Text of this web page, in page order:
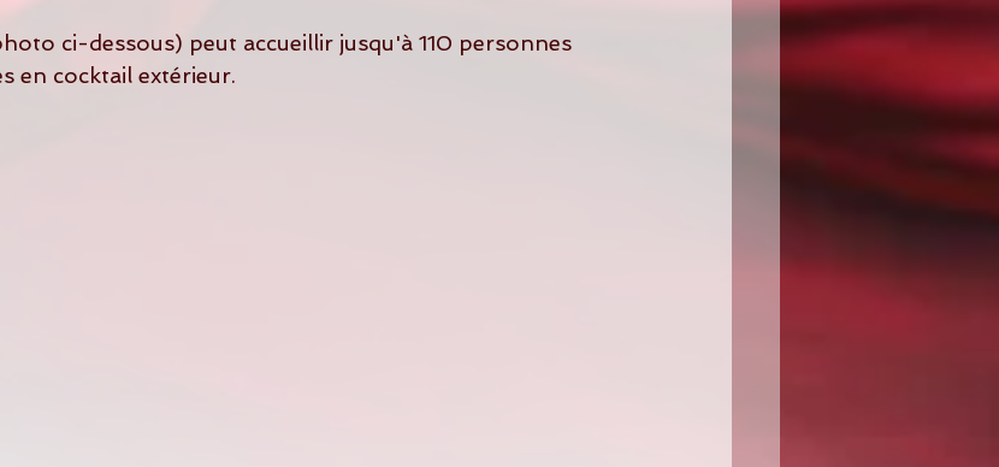
ci-dessous) peut accueillir jusqu'à 110 personnes
en cocktail extérieur.